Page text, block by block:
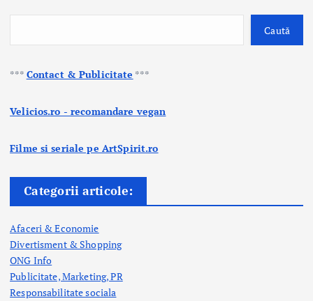
Caută
*** Contact & Publicitate ***
Velicios.ro - recomandare vegan
Filme si seriale pe ArtSpirit.ro
Categorii articole:
Afaceri & Economie
Divertisment & Shopping
ONG Info
Publicitate, Marketing, PR
Responsabilitate sociala